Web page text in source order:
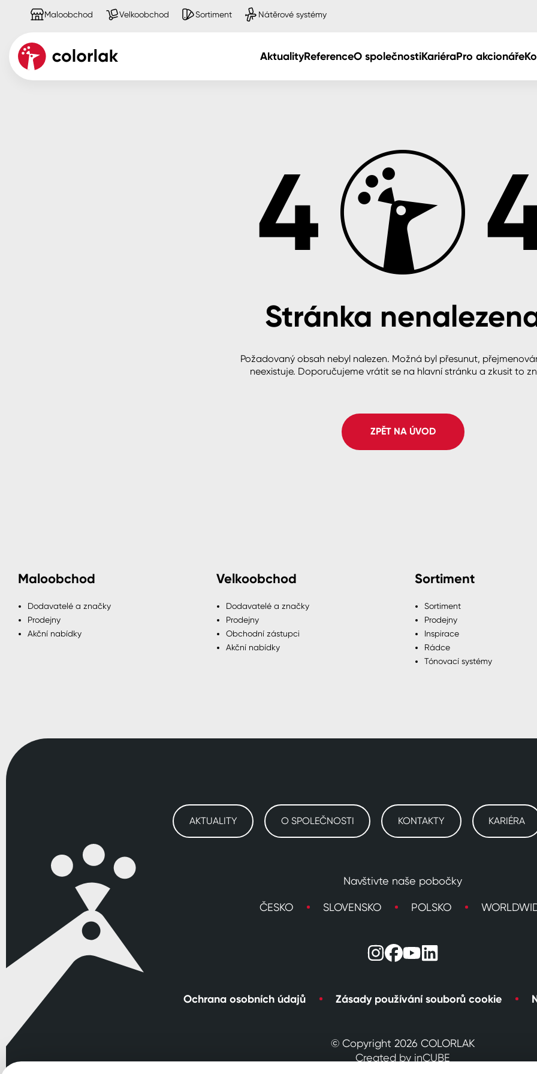
Maloobchod Velkoobchod Sortiment Nátěrové systémy
AktualityReferenceO společnostiKariéraPro akcionáře
Ředidla, tužidla, čističe, technickéStránka
Požadovaný obsah nebyl nalezen. Možná byl přesunut,
neexistuje. Doporučujeme vrátit se na hlavní stránku a zkusit to
ZPĚT NA ÚVOD
Maloobchod
Dodavatelé a značky
Prodejny
Akční nabídky
Velkoobchod
Dodavatelé a značky
Prodejny
Obchodní zástupci
Akční nabídky
Sortiment
Sortiment
Prodejny
Inspirace
Rádce
Tónovací systémy
AKTUALITY O SPOLEČNOSTI KONTAKTY KARIÉRA
Navštivte naše pobočky
ČESKO SLOVENSKO POLSKO
Ochrana osobních údajů Zásady používání souborů cookie
© Copyright 2026 COLORLAK
Created by inCUBE